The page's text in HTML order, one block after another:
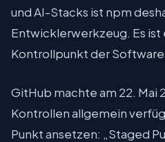
und AI-Stacks ist npm
Entwicklerwerkzeug. Es
Kontrollpunkt der
GitHub machte am 22. Mai
Kontrollen allgemein
Punkt ansetzen: „Staged